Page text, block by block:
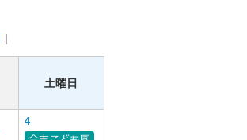
|
土曜日
4